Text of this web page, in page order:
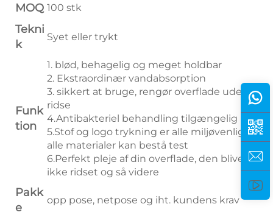
MOQ 100 stk
Tekni
k
Syet eller trykt
Funk
tion
1. blød, behagelig og meget holdbar
2. Ekstraordinær vandabsorption
3. sikkert at bruge, rengør overflade uden at
ridse
4.Antibakteriel behandling tilgængelig
5.Stof og logo trykning er alle miljøvenlige,
alle materialer kan bestå test
6.Perfekt pleje af din overflade, den bliver
ikke ridset og så videre
Pakk
e
opp pose, netpose og iht. kundens krav